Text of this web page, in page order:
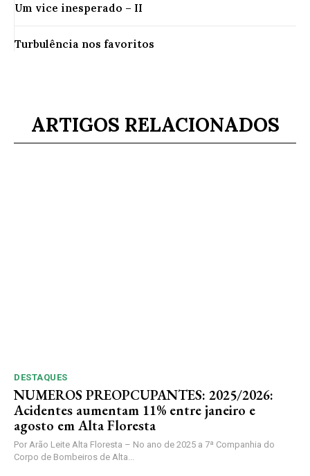
Um vice inesperado – II
Turbulência nos favoritos
ARTIGOS RELACIONADOS
DESTAQUES
NUMEROS PREOPCUPANTES: 2025/2026:
Acidentes aumentam 11% entre janeiro e
agosto em Alta Floresta
Por Arão Leite Alta Floresta – No ano de 2025 a 7ª Companhia do
Corpo de Bombeiros de Alta...